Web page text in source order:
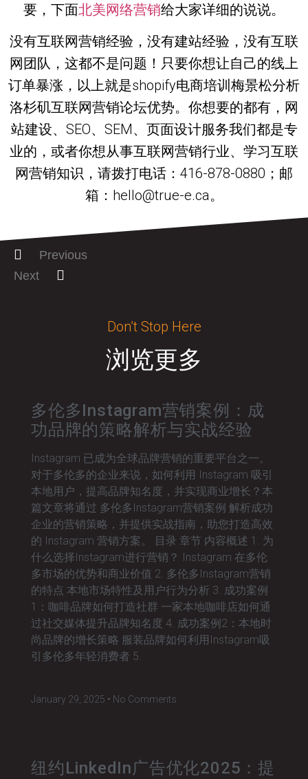
要，下面北美网络营销给大家详细的说说。
没有互联网营销经验，没有建站经验，没有互联
网团队，这都不是问题！只要你想让自己的线上
订单暴涨，以上就是shopify电商培训梅景松分析
洛杉矶互联网营销论坛优势。你想要的都有，网
站建设、SEO、SEM、页面设计服务我们都是专
业的，或者你想从事互联网营销行业、学习互联
网营销知识，请拨打电话：416-878-0880；邮
箱：hello@true-e.ca。
Previous
Next
Don’t Stop Here
浏览更多
多伦多Instagram营销案例：成
功品牌的策略解析与实战经验
Instagram 已成为全球品牌营销的重要平台之一。
对于多伦多的企业来说，如何利用 Instagram 吸引
本地用户，提高品牌知名度，并实现商业增长？本
篇文章将通过 多伦多Instagram营销案例 解析成功
企业的营销策略，并提供实战指南，助您打造高效
的 Instagram 营销方案。 目录 章节 内容概述 1. 为
什么选择Instagram进行营销？ Instagram 在多伦
多市场的优势和商业价值 2. 多伦多Instagram营销
的特点 本地市场特性及用户行为分析 3. 成功案例
1：咖啡品牌如何打造社群 一家本地咖啡店如何通
过社交媒体提升品牌知名度 4. 成功案例2：本地时
尚品牌的增长策略 服装品牌如何利用Instagram吸
引多伦多年轻消费者 5.
January 29, 2025 No Comments
纽约LinkedIn广告优化2025：提